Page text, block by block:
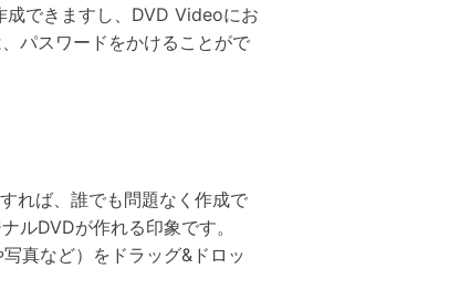
できますし、DVD Videoにお
パスワードをかけることがで
れば、誰でも問題なく作成で
ルDVDが作れる印象です。
真など）をドラッグ&ドロッ